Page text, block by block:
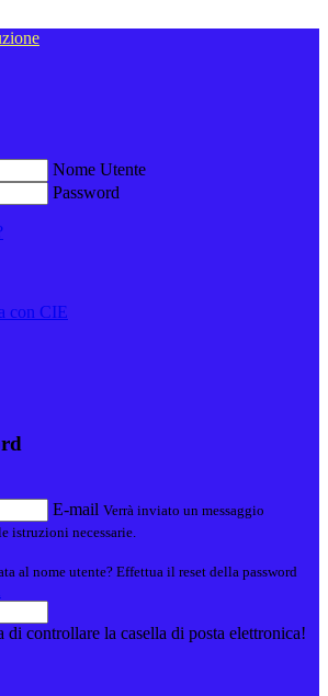
Nome Utente
Password
con CIE
E-mail Verrà inviato un messaggio
istruzioni necessarie.
al nome utente? Effettua il reset della password
di controllare la casella di posta elettronica!